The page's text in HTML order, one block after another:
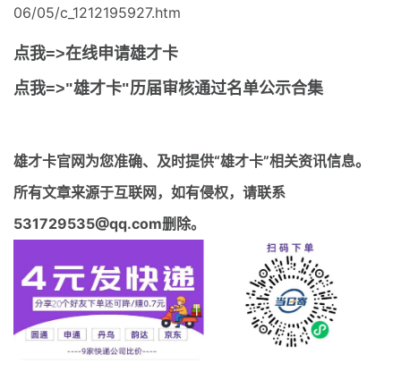
06/05/c_1212195927.htm
点我=>在线申请雄才卡
点我=>"雄才卡"历届审核通过名单公示合集
雄才卡官网为您准确、及时提供“雄才卡”相关资讯信息。
所有文章来源于互联网，如有侵权，请联系
531729535@qq.com删除。